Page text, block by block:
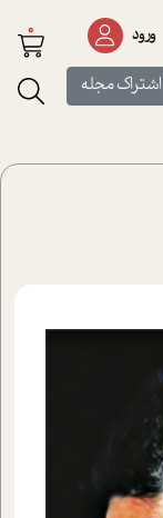
ورود
اشتراک مجله
0